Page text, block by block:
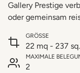
Gallery Prestige
oder gemeinsam
GRÖSSE
22 mq - 237
MAXIMALE
2